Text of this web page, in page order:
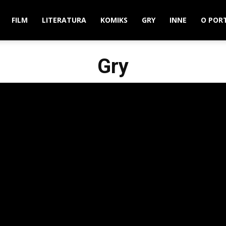
FILM LITERATURA KOMIKS GRY INNE O
Gry